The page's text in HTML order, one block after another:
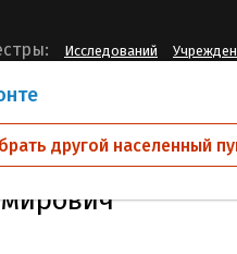
другой населенный
Исследований
Сергей Владимирович